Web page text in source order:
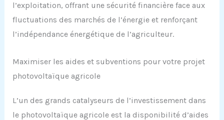
l’exploitation, offrant une sécurité financière face aux
fluctuations des marchés de l’énergie et renforçant
l’indépendance énergétique de l’agriculteur.
Maximiser les aides et subventions pour votre projet
photovoltaïque agricole
L’un des grands catalyseurs de l’investissement dans
le photovoltaïque agricole est la disponibilité d’aides